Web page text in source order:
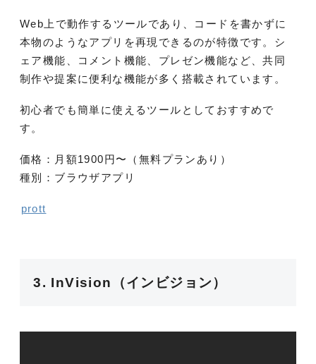
Web上で動作するツールであり、コードを書かずに
本物のようなアプリを再現できるのが特徴です。シ
ェア機能、コメント機能、プレゼン機能など、共同
制作や提案に便利な機能が多く搭載されています。
初心者でも簡単に使えるツールとしておすすめで
す。
価格：月額1900円〜（無料プランあり）
種別：ブラウザアプリ
prott
3. InVision（インビジョン）